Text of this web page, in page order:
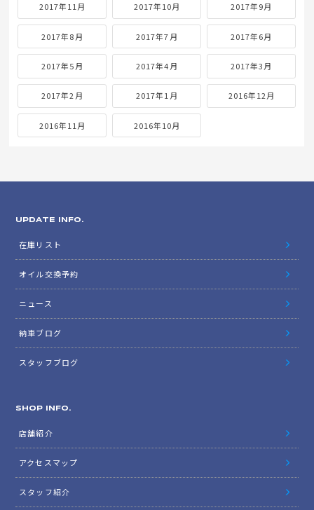
2017年11月 2017年10月 2017年9月
2017年8月 2017年7月 2017年6月
2017年5月 2017年4月 2017年3月
2017年2月 2017年1月 2016年12月
2016年11月 2016年10月
UPDATE INFO.
在庫リスト
オイル交換予約
ニュース
納車ブログ
スタッフブログ
SHOP INFO.
店舗紹介
アクセスマップ
スタッフ紹介